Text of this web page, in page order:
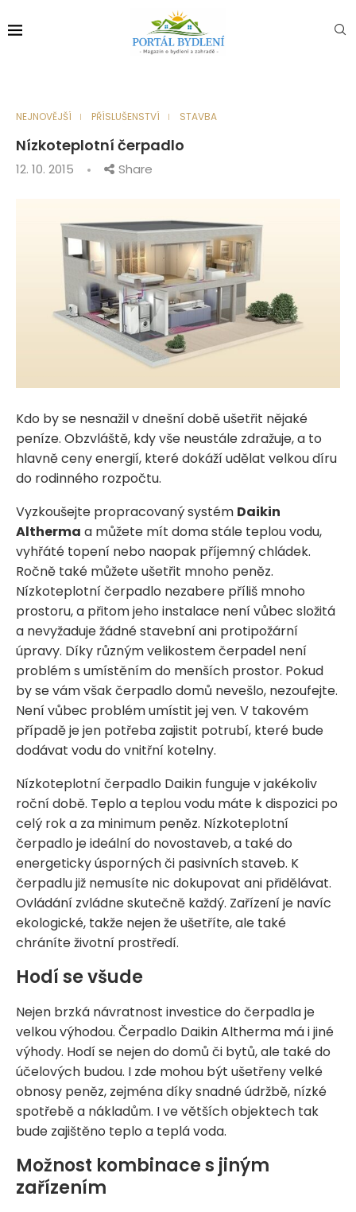
NEJNOVĚJŠÍ PŘÍSLUŠENSTVÍ STAVBA
Nízkoteplotní čerpadlo
12. 10. 2015 Share
Kdo by se nesnažil v dnešní době ušetřit nějaké
peníze. Obzvláště, kdy vše neustále zdražuje, a to
hlavně ceny energií, které dokáží udělat velkou díru
do rodinného rozpočtu.
Vyzkoušejte propracovaný systém Daikin
Altherma a můžete mít doma stále teplou vodu,
vyhřáté topení nebo naopak příjemný chládek.
Ročně také můžete ušetřit mnoho peněz.
Nízkoteplotní čerpadlo nezabere příliš mnoho
prostoru, a přitom jeho instalace není vůbec složitá
a nevyžaduje žádné stavební ani protipožární
úpravy. Díky různým velikostem čerpadel není
problém s umístěním do menších prostor. Pokud
by se vám však čerpadlo domů nevešlo, nezoufejte.
Není vůbec problém umístit jej ven. V takovém
případě je jen potřeba zajistit potrubí, které bude
dodávat vodu do vnitřní kotelny.
Nízkoteplotní čerpadlo Daikin funguje v jakékoliv
roční době. Teplo a teplou vodu máte k dispozici po
celý rok a za minimum peněz. Nízkoteplotní
čerpadlo je ideální do novostaveb, a také do
energeticky úsporných či pasivních staveb. K
čerpadlu již nemusíte nic dokupovat ani přidělávat.
Ovládání zvládne skutečně každý. Zařízení je navíc
ekologické, takže nejen že ušetříte, ale také
chráníte životní prostředí.
Hodí se všude
Nejen brzká návratnost investice do čerpadla je
velkou výhodou. Čerpadlo Daikin Altherma má i jiné
výhody. Hodí se nejen do domů či bytů, ale také do
účelových budou. I zde mohou být ušetřeny velké
obnosy peněz, zejména díky snadné údržbě, nízké
spotřebě a nákladům. I ve větších objektech tak
bude zajištěno teplo a teplá voda.
Možnost kombinace s jiným
zařízením